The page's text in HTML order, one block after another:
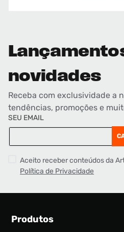
novidades
Receba com exclusividade a
tendências, promoções e
SEU EMAIL
Aceito receber conteúdos da
Política de Privacidade
Produtos